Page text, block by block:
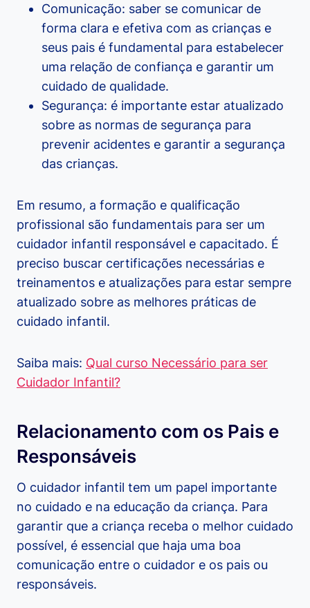
Comunicação: saber se comunicar de
forma clara e efetiva com as crianças e
seus pais é fundamental para estabelecer
uma relação de confiança e garantir um
cuidado de qualidade.
Segurança: é importante estar atualizado
sobre as normas de segurança para
prevenir acidentes e garantir a segurança
das crianças.
Em resumo, a formação e qualificação
profissional são fundamentais para ser um
cuidador infantil responsável e capacitado. É
preciso buscar certificações necessárias e
treinamentos e atualizações para estar sempre
atualizado sobre as melhores práticas de
cuidado infantil.
Saiba mais: Qual curso Necessário para ser
Cuidador Infantil?
Relacionamento com os Pais e
Responsáveis
O cuidador infantil tem um papel importante
no cuidado e na educação da criança. Para
garantir que a criança receba o melhor cuidado
possível, é essencial que haja uma boa
comunicação entre o cuidador e os pais ou
responsáveis.